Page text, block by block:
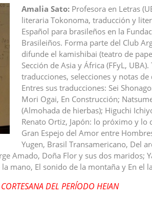
Amalia Sato:Profesora en Letras
literaria Tokonoma, traducción y
Español para brasileños en la
Brasileiños. Forma parte del Club
difunde el kamishibai (teatro de
Sección de Asia y África (FFyL,
traducciones, selecciones y notas
Entres sus traducciones: Sei
Mori Ogai, En Construcción;
(Almohada de hierbas); Higuchi
Renato Ortiz, Japón: lo próximo y lo
Gran Espejo del Amor entre
Yugen, Brasil Transamericano, Del
Amado, Doña Flor y sus dos maridos;
mano, El sonido de la montaña y En el
DEL PERÍODO HEIAN